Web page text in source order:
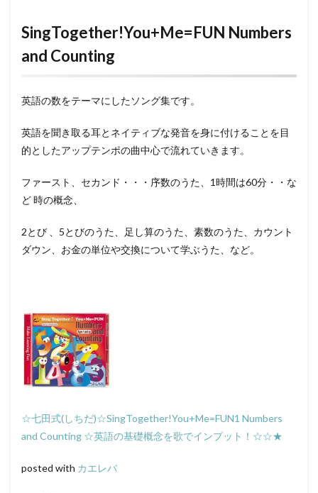
SingTogether!You+Me=FUN Numbers
and Counting
英語の数をテーマにしたソング集です。
英語を聞き取る耳とネイティブな発音を身に付けることを目
的としたアップテンポの曲中心で流れていきます。
ファースト、セカンド・・・序数のうた、1時間は60分・・な
ど 時の概念、
2とび 、5とびのうた、足し算のうた、素数のうた、カウント
ダウン、お金の単位や交換について学ぶうた、など。
☆七田式(しちだ)☆SingTogether!You+Me=FUN1 Numbers
and Counting ☆英語の基礎概念を歌でインプット！☆☆★
posted with カエレバ